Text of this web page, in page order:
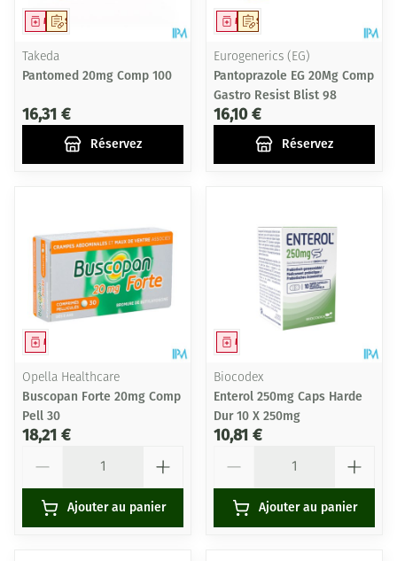
Sur prescription
Médicament
Takeda
Pantomed 20mg Comp 100
16,31 €
Réservez
Sur prescription
Médicament
Eurogenerics (EG)
Pantoprazole EG 20Mg Comp
Gastro Resist Blist 98
16,10 €
Réservez
Médicament
Opella Healthcare
Buscopan Forte 20mg Comp
Pell 30
18,21 €
Ajouter au panier
Médicament
Biocodex
Enterol 250mg Caps Harde
Dur 10 X 250mg
10,81 €
Ajouter au panier